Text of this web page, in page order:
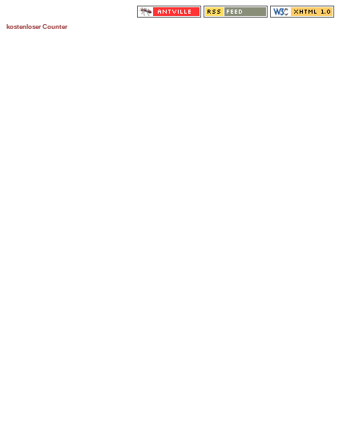
kostenloser Counter